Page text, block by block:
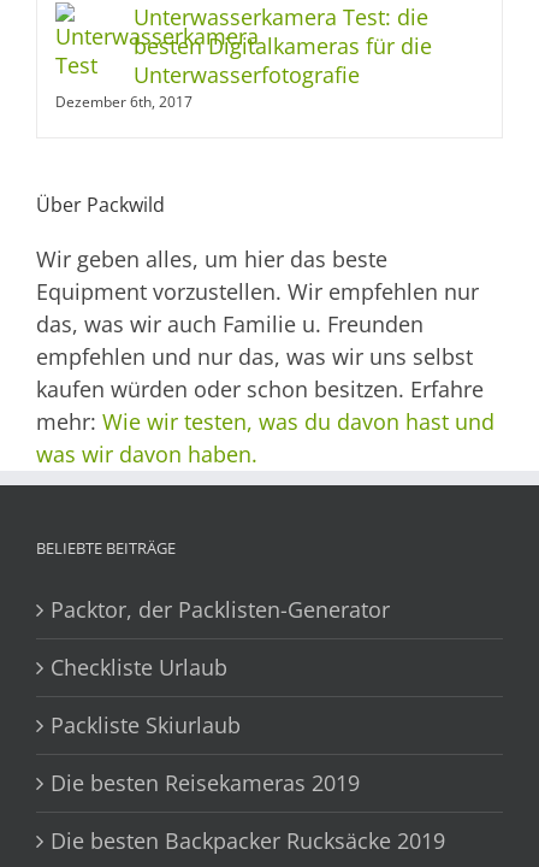
Unterwasserkamera Test: die
besten Digitalkameras für die
Unterwasserfotografie
Dezember 6th, 2017
Über Packwild
Wir geben alles, um hier das beste
Equipment vorzustellen. Wir empfehlen nur
das, was wir auch Familie u. Freunden
empfehlen und nur das, was wir uns selbst
kaufen würden oder schon besitzen. Erfahre
mehr: Wie wir testen, was du davon hast und
was wir davon haben.
BELIEBTE BEITRÄGE
Packtor, der Packlisten-Generator
Checkliste Urlaub
Packliste Skiurlaub
Die besten Reisekameras 2019
Die besten Backpacker Rucksäcke 2019